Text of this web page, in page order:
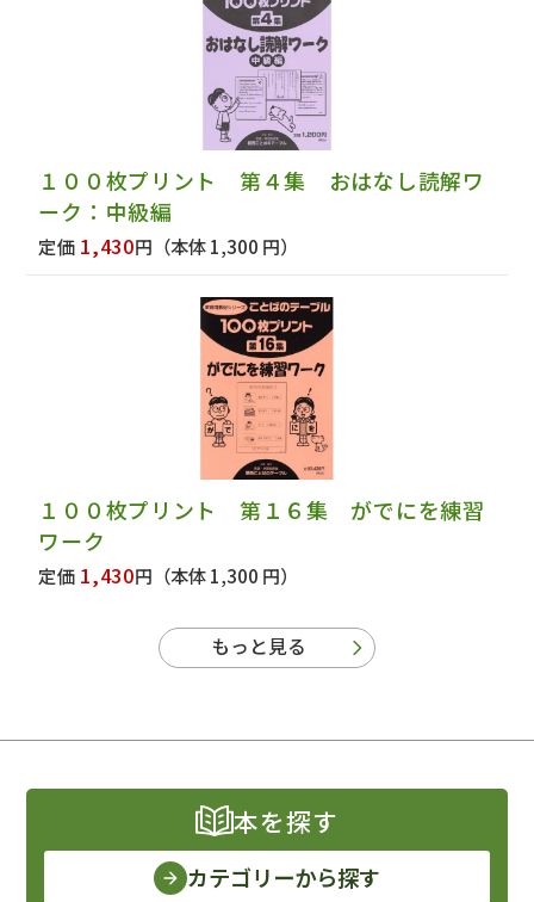
１００枚プリント 第４集 おはなし読解ワ
ーク：中級編
定価 1,430円 （本体 1,300 円）
１００枚プリント 第１６集 がでにを練習
ワーク
定価 1,430円 （本体 1,300 円）
もっと見る
本を探す
カテゴリーから探す